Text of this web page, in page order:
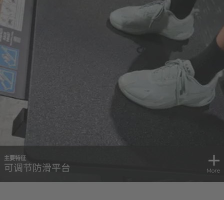
主要特征
可调节防滑平台 More